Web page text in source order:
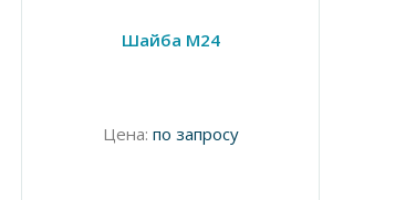
Шайба М24
Цена: по запросу